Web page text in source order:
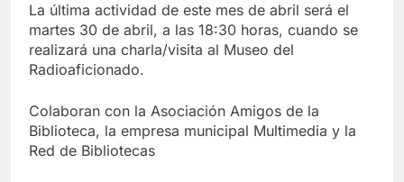
La última actividad de este mes de abril será el
martes 30 de abril, a las 18:30 horas, cuando se
realizará una charla/visita al Museo del
Radioaficionado.
Colaboran con la Asociación Amigos de la
Biblioteca, la empresa municipal Multimedia y la
Red de Bibliotecas